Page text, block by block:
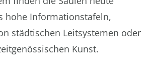
hohe Informationstafeln,
städtischen Leitsystemen oder
Kunst.